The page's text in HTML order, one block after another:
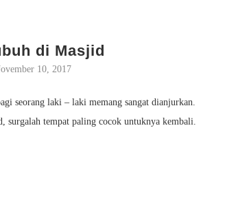
di Masjid
10, 2017
seorang laki – laki memang sangat dianjurkan.
surgalah tempat paling cocok untuknya kembali.